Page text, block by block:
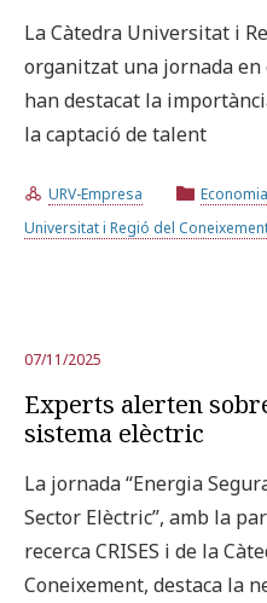
La Càtedra Universitat i
organitzat una jornada
han destacat la
la captació de talent
URV-Empresa
Universitat i Regió del
07/11/2025
Experts alerten
sistema elèctric
La jornada “Energia
Sector Elèctric”, amb la
recerca CRISES i de la
Coneixement, destaca la